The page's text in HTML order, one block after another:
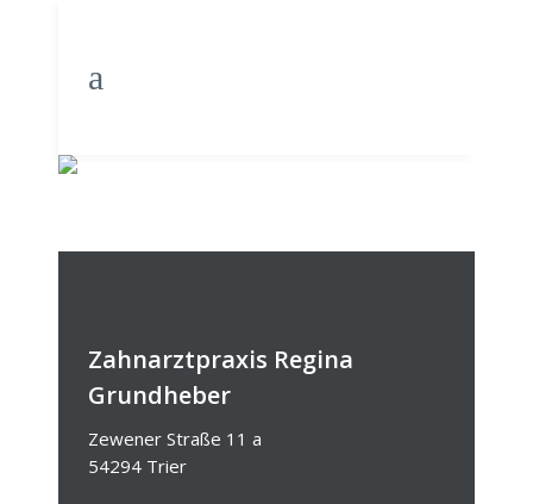
Zahnarztpraxis Regina
Grundheber
Zewener Straße 11 a
54294 Trier